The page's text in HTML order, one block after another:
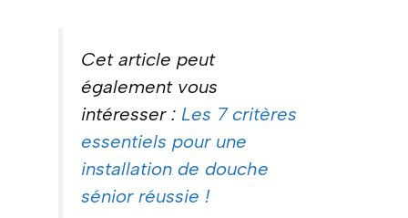
Cet article peut
également vous
intéresser : Les 7 critères
essentiels pour une
installation de douche
sénior réussie !